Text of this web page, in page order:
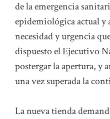
de la emergencia
epidemiológica actual y
necesidad y urgencia
dispuesto el Ejecutivo
postergar la apertura, y
una vez superada la
La nueva tienda